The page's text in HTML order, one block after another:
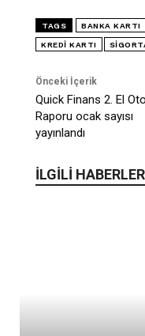
TAGS BANKA KARTI
KREDI KARTI
Önceki İçerik
Quick Finans 2. El Oto
Raporu ocak sayısı
yayınlandı
İLGİLİ HABERLER